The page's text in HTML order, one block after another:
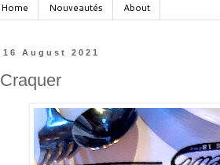
Home Nouveautés About
16 August 2021
Craquer